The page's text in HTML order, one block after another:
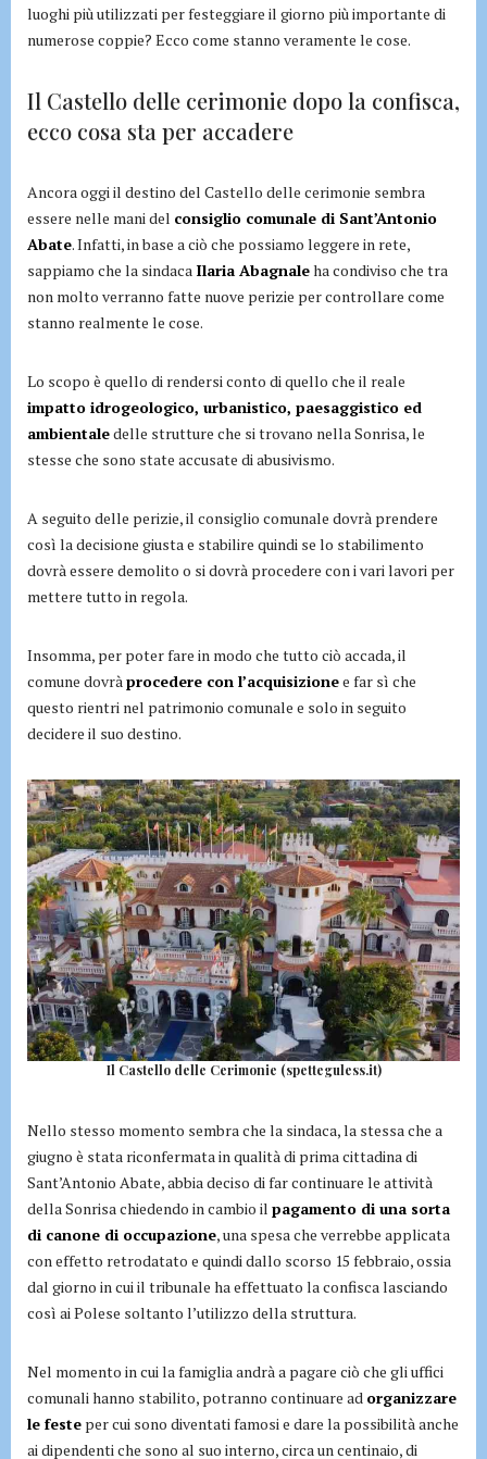
luoghi più utilizzati per festeggiare il giorno più importante di
numerose coppie? Ecco come stanno veramente le cose.
Il Castello delle cerimonie dopo la confisca,
ecco cosa sta per accadere
Ancora oggi il destino del Castello delle cerimonie sembra
essere nelle mani del consiglio comunale di Sant’Antonio
Abate. Infatti, in base a ciò che possiamo leggere in rete,
sappiamo che la sindaca Ilaria Abagnaleha condiviso che tra
non molto verranno fatte nuove perizie per controllare come
stanno realmente le cose.
Lo scopo è quello di rendersi conto di quello che il reale
impatto idrogeologico, urbanistico, paesaggistico ed
ambientaledelle strutture che si trovano nella Sonrisa, le
stesse che sono state accusate di abusivismo.
A seguito delle perizie, il consiglio comunale dovrà prendere
così la decisione giusta e stabilire quindi se lo stabilimento
dovrà essere demolito o si dovrà procedere con i vari lavori per
mettere tutto in regola.
Insomma, per poter fare in modo che tutto ciò accada, il
comune dovràprocedere con l’acquisizionee far sì che
questo rientri nel patrimonio comunale e solo in seguito
decidere il suo destino.
Il Castello delle Cerimonie (spetteguless.it)
Nello stesso momento sembra che la sindaca, la stessa che a
giugno è stata riconfermata in qualità di prima cittadina di
Sant’Antonio Abate, abbia deciso di far continuare le attività
della Sonrisa chiedendo in cambio il pagamento di una sorta
di canone di occupazione, una spesa che verrebbe applicata
con effetto retrodatato e quindi dallo scorso 15 febbraio, ossia
dal giorno in cui il tribunale ha effettuato la confisca lasciando
così ai Polese soltanto l’utilizzo della struttura.
Nel momento in cui la famiglia andrà a pagare ciò che gli uffici
comunali hanno stabilito, potranno continuare ad organizzare
le feste per cui sono diventati famosi e dare la possibilità anche
ai dipendenti che sono al suo interno, circa un centinaio, di